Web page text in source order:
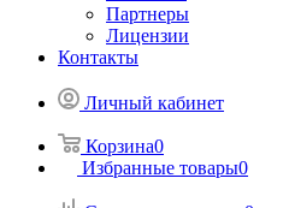
Партнеры
Лицензии
Контакты
Личный кабинет
Корзина0
Избранные товары0